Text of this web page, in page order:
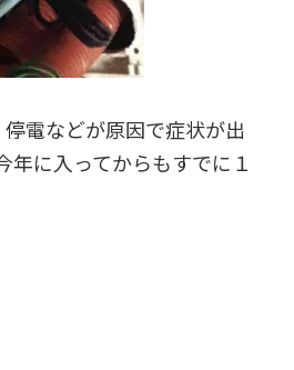
電などが原因で症状が出
年に入ってからもすでに１